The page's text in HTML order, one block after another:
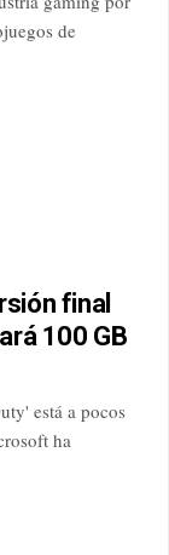
de
final
100 GB
está a pocos
ha